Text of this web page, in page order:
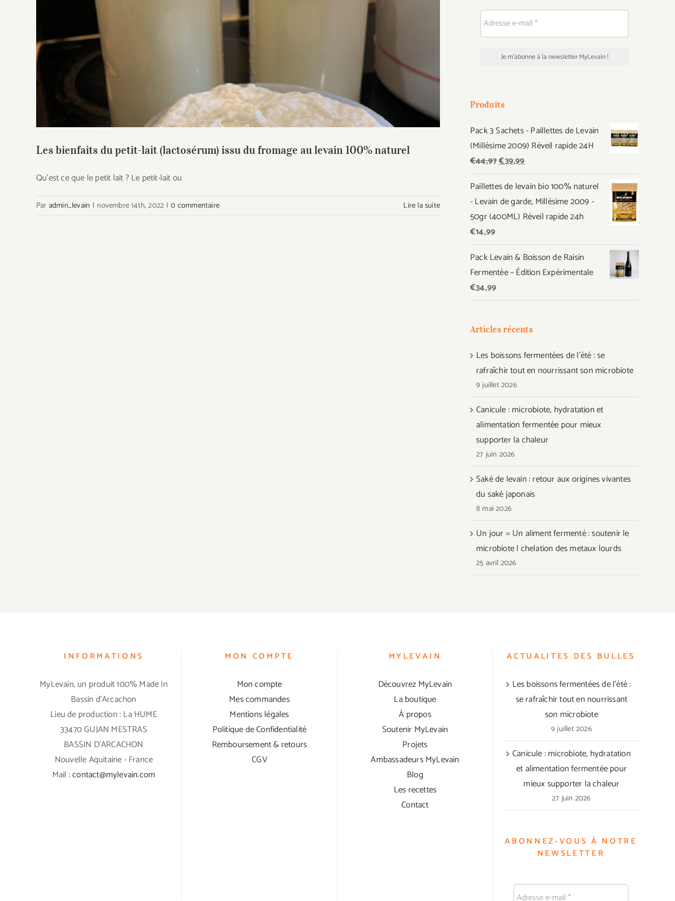
Les bienfaits du petit-lait (lactosérum) issu du fromage au levain 100% naturel
Les bienfaits du petit-lait (lactosérum) issu du fromage au levain 100% naturel
Qu'est ce que le petit lait ? Le petit-lait ou
Par admin_levain | novembre 14th, 2022 | 0 commentaire Lire la suite
Produits
Pack 3 Sachets - Paillettes de Levain
(Millésime 2009) Réveil rapide 24H
€44,97Le
initial
était :
€44,97.
€39,99Le
actuel
est :
€39,99.
Paillettes de levain bio 100% naturel
- Levain de garde, Millésime 2009 -
50gr (400ML) Réveil rapide 24h
€14,99
Pack Levain & Boisson de Raisin
Fermentée – Édition Expérimentale
€34,99
Articles récents
Les boissons fermentées de l’été : se
rafraîchir tout en nourrissant son microbiote
9 juillet 2026
Canicule : microbiote, hydratation et
alimentation fermentée pour mieux
supporter la chaleur
27 juin 2026
Saké de levain : retour aux origines vivantes
du saké japonais
8 mai 2026
Un jour = Un aliment fermenté : soutenir le
microbiote | chelation des metaux lourds
25 avril 2026
INFORMATIONS
MyLevain, un produit 100% Made In
Bassin d'Arcachon
Lieu de production : La HUME
33470 GUJAN MESTRAS
BASSIN D'ARCACHON
Nouvelle Aquitaine - France
Mail :contact@mylevain.com
MON COMPTE
Mon compte
Mes commandes
Mentions légales
Politique de Confidentialité
Remboursement & retours
CGV
MYLEVAIN
Découvrez MyLevain
La boutique
À propos
Soutenir MyLevain
Projets
Ambassadeurs MyLevain
Blog
Les recettes
Contact
ACTUALITES DES BULLES
Les boissons fermentées de l’été :
se rafraîchir tout en nourrissant
son microbiote
9 juillet 2026
Canicule : microbiote, hydratation
et alimentation fermentée pour
mieux supporter la chaleur
27 juin 2026
ABONNEZ-VOUS À NOTRE
NEWSLETTER